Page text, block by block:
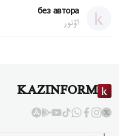
без автора
اۆتور
KAZINFORM